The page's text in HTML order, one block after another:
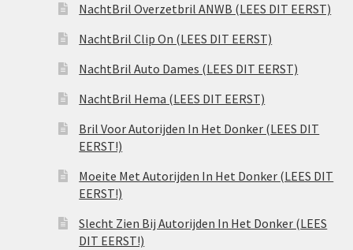
NachtBril Overzetbril ANWB (LEES DIT EERST)
NachtBril Clip On (LEES DIT EERST)
NachtBril Auto Dames (LEES DIT EERST)
NachtBril Hema (LEES DIT EERST)
Bril Voor Autorijden In Het Donker (LEES DIT
EERST!)
Moeite Met Autorijden In Het Donker (LEES DIT
EERST!)
Slecht Zien Bij Autorijden In Het Donker (LEES
DIT EERST!)